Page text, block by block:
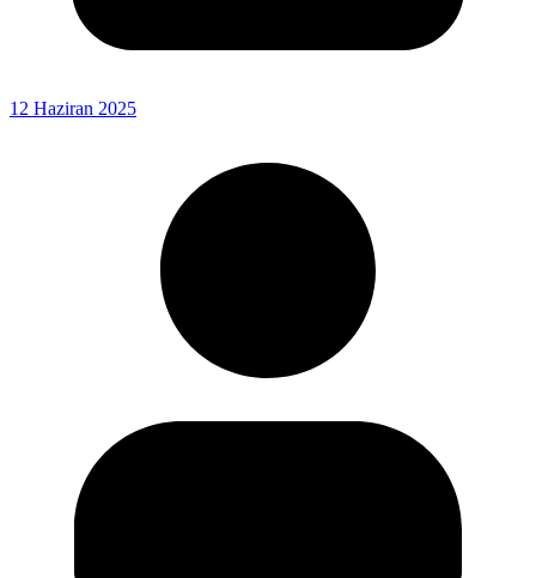
12 Haziran 2025